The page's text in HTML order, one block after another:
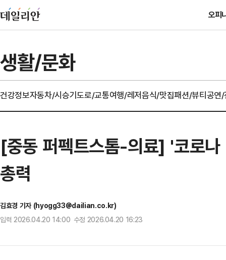
오피
생활/문화
건강정보자동차/시승기도로/교통여행/레저음식/맛집패션/뷰티공연
[중동 퍼펙트스톰-의료] '코로
총력
김효경 기자 (hyogg33@dailian.co.kr)
입력 2026.04.20 14:00 수정 2026.04.20 16:23